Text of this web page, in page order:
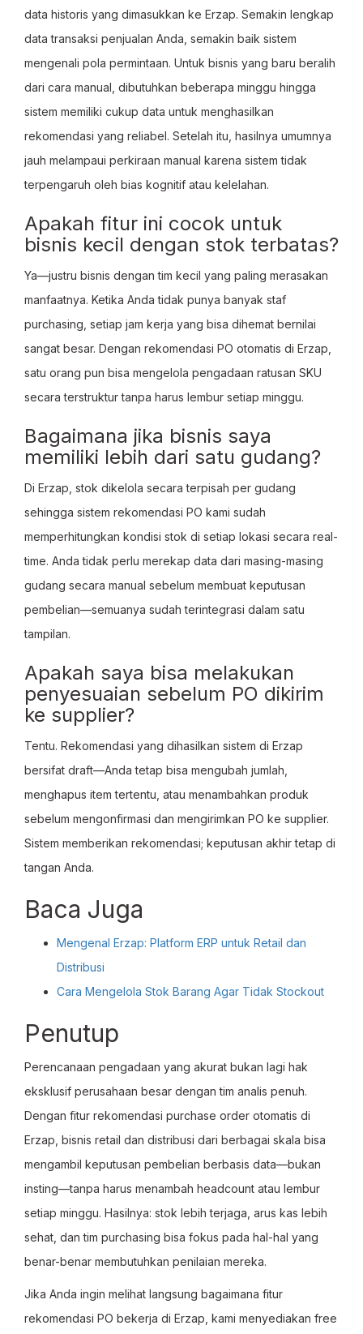
data historis yang dimasukkan ke Erzap. Semakin lengkap
data transaksi penjualan Anda, semakin baik sistem
mengenali pola permintaan. Untuk bisnis yang baru beralih
dari cara manual, dibutuhkan beberapa minggu hingga
sistem memiliki cukup data untuk menghasilkan
rekomendasi yang reliabel. Setelah itu, hasilnya umumnya
jauh melampaui perkiraan manual karena sistem tidak
terpengaruh oleh bias kognitif atau kelelahan.
Apakah fitur ini cocok untuk
bisnis kecil dengan stok terbatas?
Ya—justru bisnis dengan tim kecil yang paling merasakan
manfaatnya. Ketika Anda tidak punya banyak staf
purchasing, setiap jam kerja yang bisa dihemat bernilai
sangat besar. Dengan rekomendasi PO otomatis di Erzap,
satu orang pun bisa mengelola pengadaan ratusan SKU
secara terstruktur tanpa harus lembur setiap minggu.
Bagaimana jika bisnis saya
memiliki lebih dari satu gudang?
Di Erzap, stok dikelola secara terpisah per gudang
sehingga sistem rekomendasi PO kami sudah
memperhitungkan kondisi stok di setiap lokasi secara real-
time. Anda tidak perlu merekap data dari masing-masing
gudang secara manual sebelum membuat keputusan
pembelian—semuanya sudah terintegrasi dalam satu
tampilan.
Apakah saya bisa melakukan
penyesuaian sebelum PO dikirim
ke supplier?
Tentu. Rekomendasi yang dihasilkan sistem di Erzap
bersifat draft—Anda tetap bisa mengubah jumlah,
menghapus item tertentu, atau menambahkan produk
sebelum mengonfirmasi dan mengirimkan PO ke supplier.
Sistem memberikan rekomendasi; keputusan akhir tetap di
tangan Anda.
Baca Juga
Mengenal Erzap: Platform ERP untuk Retail dan
Distribusi
Cara Mengelola Stok Barang Agar Tidak Stockout
Penutup
Perencanaan pengadaan yang akurat bukan lagi hak
eksklusif perusahaan besar dengan tim analis penuh.
Dengan fitur rekomendasi purchase order otomatis di
Erzap, bisnis retail dan distribusi dari berbagai skala bisa
mengambil keputusan pembelian berbasis data—bukan
insting—tanpa harus menambah headcount atau lembur
setiap minggu. Hasilnya: stok lebih terjaga, arus kas lebih
sehat, dan tim purchasing bisa fokus pada hal-hal yang
benar-benar membutuhkan penilaian mereka.
Jika Anda ingin melihat langsung bagaimana fitur
rekomendasi PO bekerja di Erzap, kami menyediakan free